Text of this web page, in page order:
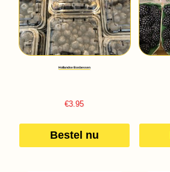
Hollandse Bosbessen
€3.95
Bestel nu